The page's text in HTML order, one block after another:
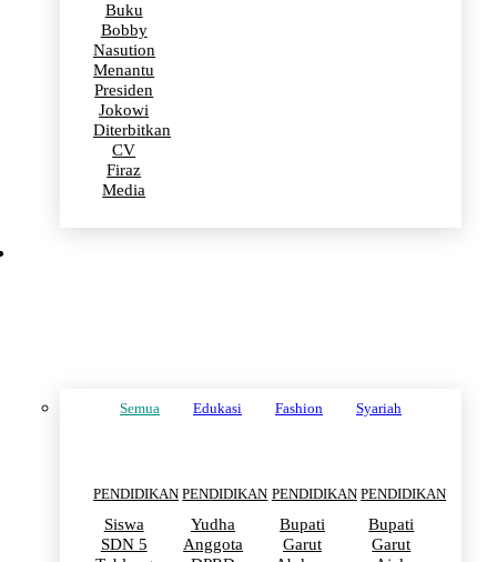
Buku
Bobby
Nasution
Menantu
Presiden
Jokowi
Diterbitkan
CV
Firaz
Media
Semua Edukasi Fashion Syariah
PENDIDIKAN
Siswa
SDN 5
PENDIDIKAN
Yudha
Anggota
PENDIDIKAN
Bupati
Garut
PENDIDIKAN
Bupati
Garut